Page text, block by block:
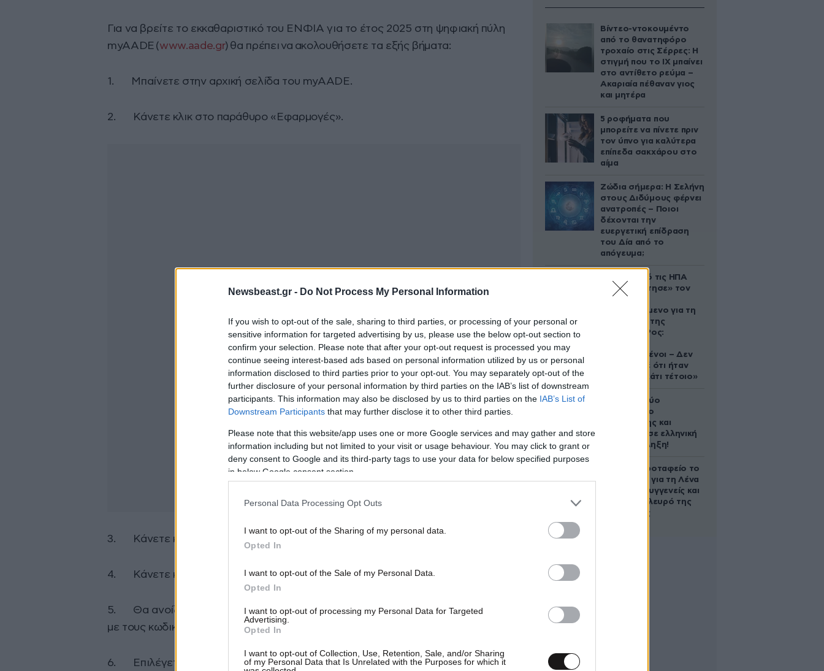
Newsbeast.gr - Do Not Process My Personal Information
If you wish to opt-out of the sale, sharing to third parties, or processing of your personal or
sensitive information for targeted advertising by us, please use the below opt-out section to
confirm your selection. Please note that after your opt-out request is processed you may
continue seeing interest-based ads based on personal information utilized by us or personal
information disclosed to third parties prior to your opt-out. You may separately opt-out of the
further disclosure of your personal information by third parties on the IAB’s list of downstream
participants. This information may also be disclosed by us to third parties on the IAB’s List of
Downstream Participants that may further disclose it to other third parties.
Please note that this website/app uses one or more Google services and may gather and store
information including but not limited to your visit or usage behaviour. You may click to grant or
deny consent to Google and its third-party tags to use your data for below specified purposes
in below Google consent section.
Personal Data Processing Opt Outs
I want to opt-out of the Sharing of my personal data.
Opted In
I want to opt-out of the Sale of my Personal Data.
Opted In
I want to opt-out of processing my Personal Data for Targeted
Advertising.
Opted In
I want to opt-out of Collection, Use, Retention, Sale, and/or Sharing
of my Personal Data that Is Unrelated with the Purposes for which it
Για να βρείτε το εκκαθαριστικό του ΕΝΦΙΑ για το έτος 2025 στη ψηφιακή πύλη
myAADE (www.aade.gr) θα πρέπει να ακολουθήσετε τα εξής βήματα:
1. Μπαίνετε στην αρχική σελίδα του myAADE.
2. Κάνετε κλικ στο παράθυρο «Εφαρμογές».
3. Κάνετε κλικ στην επιλογή «Δημοφιλείς Εφαρμογές».
4. Κάνετε κλικ στη «Δήλωση Ε9/ΕΝΦΙΑ».
5. Θα ανοίξει η σελίδα με τον ΕΝΦΙΑ και το Ε9. Η είσοδος στη σελίδα γίνεται
με τους κωδικούς Taxis.
6. Επιλέγετε το έτος 2025 και βλέπετε το εκκαθαριστικό του ΕΝΦΙΑ 2025.
Βίντεο-ντοκουμέντο
από το θανατηφόρο
τροχαίο στις Σέρρες: Η
στιγμή που το ΙΧ μπαίνει
στο αντίθετο ρεύμα –
Ακαριαία πέθαναν γιος
και μητέρα
5 ροφήματα που
μπορείτε να πίνετε πριν
τον ύπνο για καλύτερα
επίπεδα σακχάρου στο
αίμα
Ζώδια σήμερα: Η Σελήνη
στους Διδύμους φέρνει
ανατροπές – Ποιοι
δέχονται την
ευεργετική επίδραση
του Δία από το
απόγευμα;
Ζευγάρι από τις ΗΠΑ
που «υιοθέτησε» τον
κατηγορούμενο για τη
δολοφονία της
Ελίζαμπεθ Ρος:
συντετριμμένοι – Δεν
έδειξε ποτέ ότι ήταν
ικανός για κάτι τέτοιο»
Ακυρώνει δύο
συμβόλαια ο
Λαρεντζάκης και
υπογράφει σε ελληνική
ομάδα-έκπληξη!
Στο Α’ Νεκροταφείο το
μνημόσυνο για τη Λένα
Σαμαρά – Συγγενείς και
φίλοι στο πλευρό της
οικογένειας